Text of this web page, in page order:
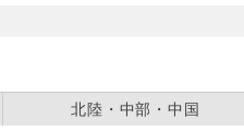
北陸・中部・中国